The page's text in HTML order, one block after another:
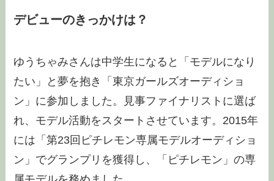
デビューのきっかけは？
ゆうちゃみさんは中学生になると「モデルになり
たい」と夢を抱き「東京ガールズオーディショ
ン」に参加しました。見事ファイナリストに選ば
れ、モデル活動をスタートさせています。2015年
には「第23回ピチレモン専属モデルオーディショ
ン」でグランプリを獲得し、「ピチレモン」の専